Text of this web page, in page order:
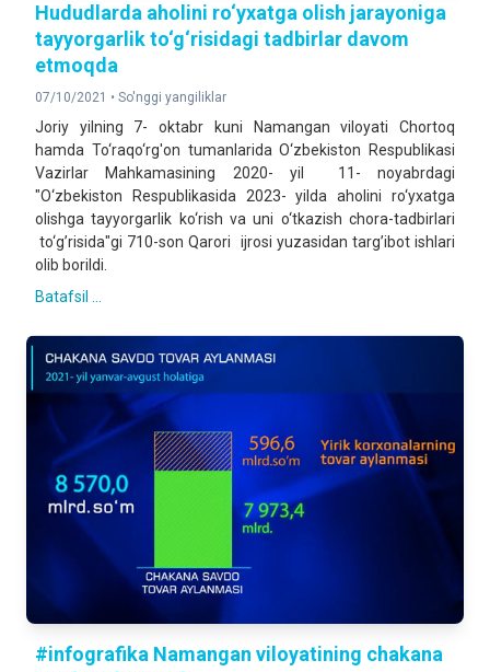
Hududlarda aholini ro‘yxatga olish jarayoniga
tayyorgarlik to‘g‘risidagi tadbirlar davom
etmoqda
07/10/2021 • So'nggi yangiliklar
Joriy yilning 7- oktabr kuni Namangan viloyati Chortoq
hamda To‘raqo‘rg'on tumanlarida O‘zbekiston Respublikasi
Vazirlar Mahkamasining 2020- yil 11- noyabrdagi
"O‘zbekiston Respublikasida 2023- yilda aholini ro‘yxatga
olishga tayyorgarlik ko‘rish va uni o‘tkazish chora-tadbirlari
to‘g’risida"gi 710-son Qarori ijrosi yuzasidan targ’ibot ishlari
olib borildi.
Batafsil ...
#infografika Namangan viloyatining chakana